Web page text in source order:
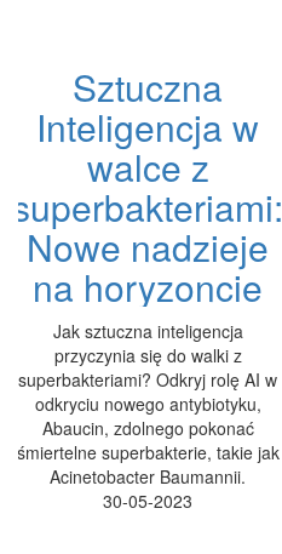
Sztuczna
Inteligencja w
walce z
superbakteriami:
Nowe nadzieje
na horyzoncie
Jak sztuczna inteligencja
przyczynia się do walki z
superbakteriami? Odkryj rolę AI w
odkryciu nowego antybiotyku,
Abaucin, zdolnego pokonać
śmiertelne superbakterie, takie jak
Acinetobacter Baumannii.
30-05-2023